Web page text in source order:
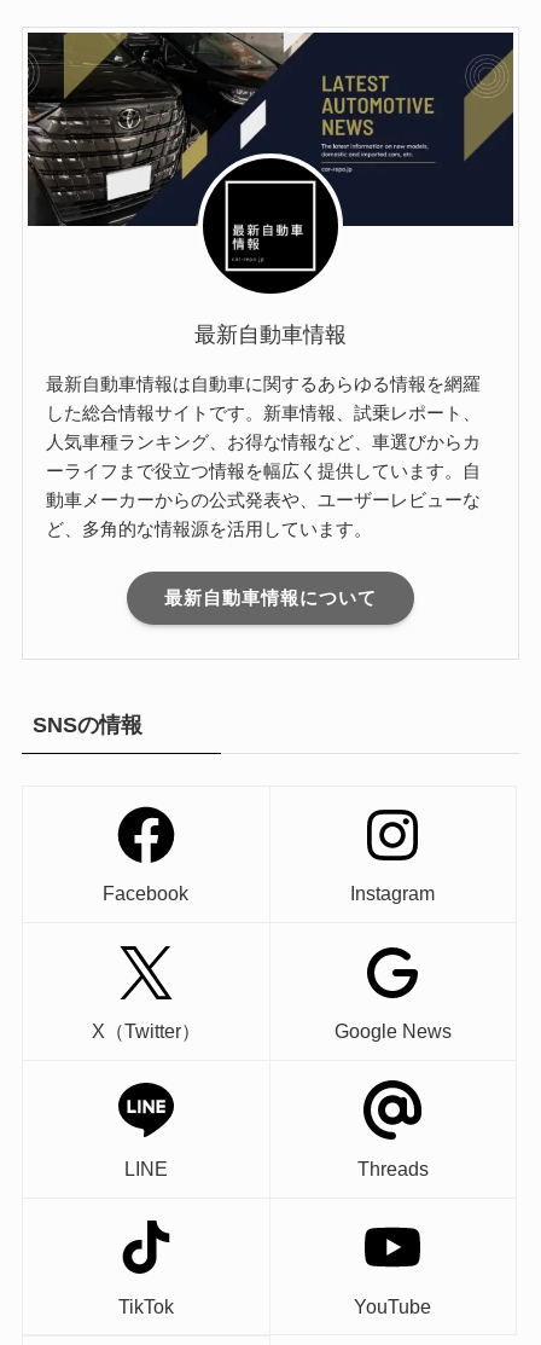
最新自動車情報
最新自動車情報は自動車に関するあらゆる情報を網羅
した総合情報サイトです。新車情報、試乗レポート、
人気車種ランキング、お得な情報など、車選びからカ
ーライフまで役立つ情報を幅広く提供しています。自
動車メーカーからの公式発表や、ユーザーレビューな
ど、多角的な情報源を活用しています。
最新自動車情報について
SNSの情報
Facebook Instagram
X（Twitter） Google News
LINE Threads
TikTok YouTube